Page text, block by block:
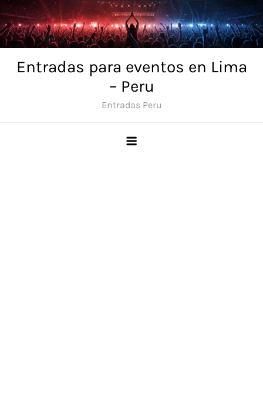
Skip
to
content
Entradas para eventos en Lima
– Peru
Entradas Peru